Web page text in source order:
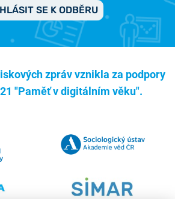
SE K ODBĚRU
zpráv vznikla za podpory
"Paměť v digitálním věku".